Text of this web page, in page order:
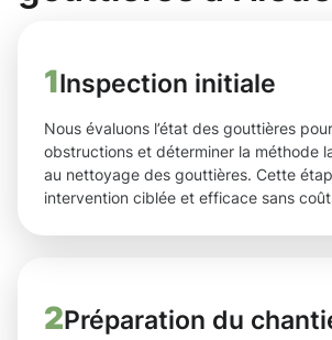
1Inspection initiale
Nous évaluons l’état des gouttières
obstructions et déterminer la méthode
au nettoyage des gouttières. Cette
intervention ciblée et efficace sans
2Préparation du